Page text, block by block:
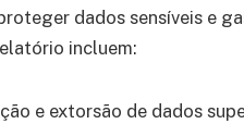
dados sensíveis e
incluem:
e extorsão de dados